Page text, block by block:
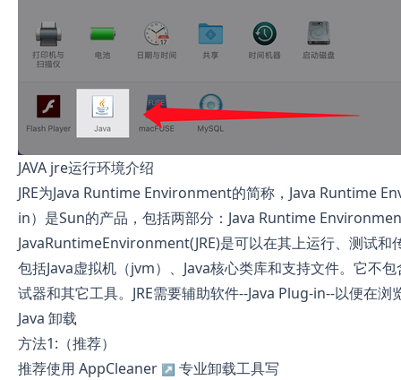
JAVA jre运行环境介绍
JRE为Java Runtime Environment的简称，Java Runtime
in）是Sun的产品，包括两部分：Java Runtime
JavaRuntimeEnvironment(JRE)是可以在其上运行、测试和
包括Java虚拟机（jvm）、Java核心类库和支持文件。它不
试器和其它工具。JRE需要辅助软件--Java Plug-in--以便在
Java 卸载
方法1:（推荐）
推荐使用 AppCleaner
专业卸载工具写